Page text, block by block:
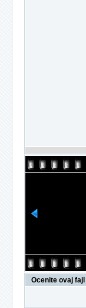
Ocenite ovaj fajl